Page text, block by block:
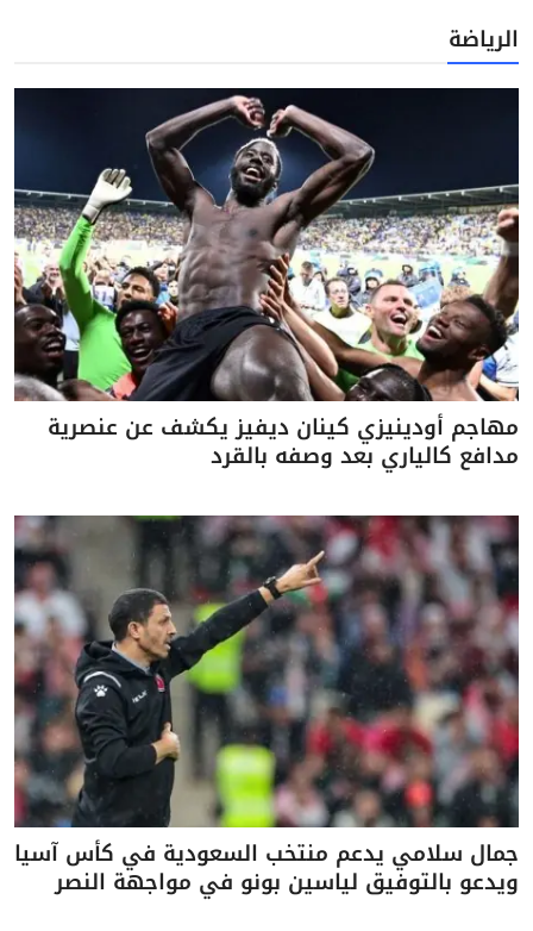
الرياضة
مهاجم أودينيزي كينان ديفيز يكشف عن عنصرية
مدافع كالياري بعد وصفه بالقرد
جمال سلامي يدعم منتخب السعودية في كأس آسيا
ويدعو بالتوفيق لياسين بونو في مواجهة النصر